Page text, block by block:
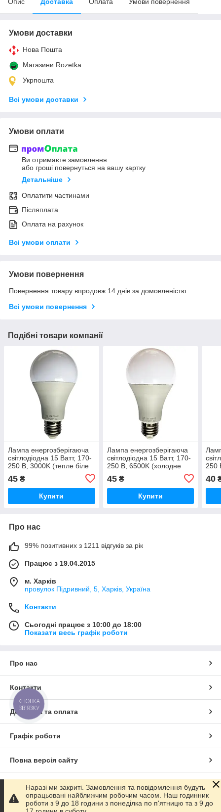
Умови доставки
Нова Пошта
Магазини Rozetka
Укрпошта
Всі умови доставки
Умови оплати
Ви отримаєте замовлення
або гроші повернуться на вашу картку
Детальніше
Оплатити частинами
Післяплата
Оплата на рахунок
Всі умови оплати
Умови повернення
Повернення товару впродовж 14 днів за домовленістю
Всі умови повернення
Подібні товари компанії
Лампа енергозберігаюча
світлодіодна 15 Ватт, 170-
250 В, 3000K (тепле біле
45 ₴
Купити
Лампа енергозберігаюча
світлодіодна 15 Ватт, 170-
250 В, 6500K (холодне
біле світло), цоколь E27
45₴
Купити
250
40
Про нас
99% позитивних з 1211 відгуків за рік
Працює з 19.04.2015
м. Харків
провулок Підривний, 5, Харків, Україна
Контакти
Сьогодні працює з 10:00 до 18:00
Показати весь графік роботи
Про нас
Контакти
Доставка та оплата
Графік роботи
Повна версія сайту
Сайт створено на маркетплейсі Prom.ua
Політика конфіденційності
Наразі ми закриті. Замовлення та повідомлення будуть
опрацьовані найближчим робочим часом. Наш годинник
роботи з 9 до 18 години з понеділка по п'ятницю та з 9 до
КНОПКА
ЗВ'ЯЗКУ